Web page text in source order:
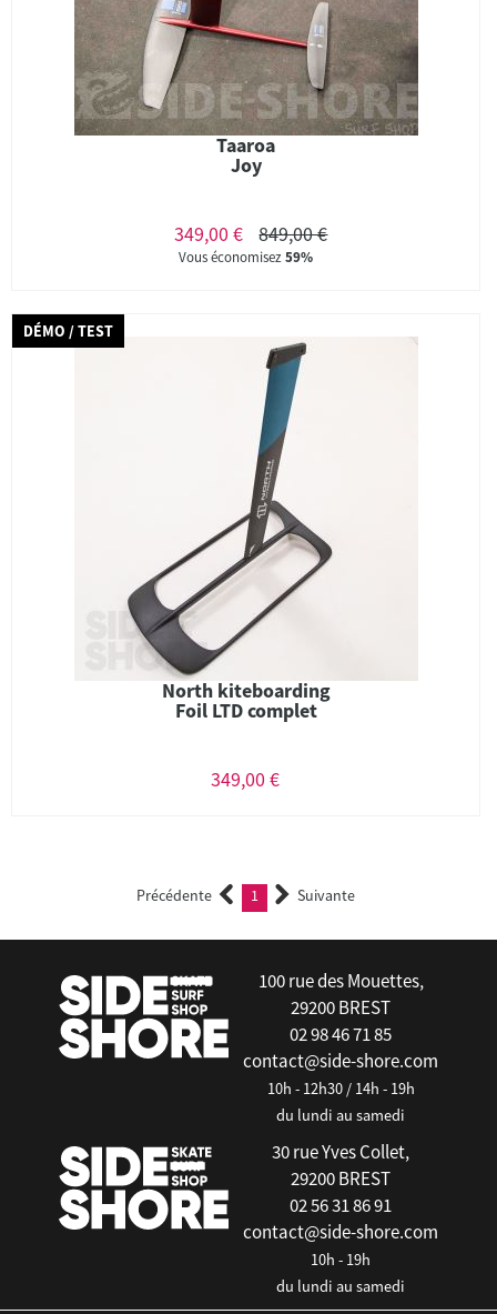
Taaroa
Joy
349,00 € 849,00 €
Vous économisez59%
DÉMO / TEST
North kiteboarding
Foil LTD complet
349,00 €
Précédente 1 (current)Suivante
100 rue des Mouettes,
29200 BREST
02 98 46 71 85
contact@side-shore.com
10h - 12h30 / 14h - 19h
du lundi au samedi
30 rue Yves Collet,
29200 BREST
02 56 31 86 91
contact@side-shore.com
10h - 19h
du lundi au samedi